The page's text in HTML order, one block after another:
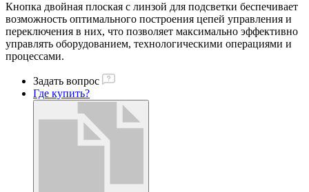
Кнопка двойная плоская с линзой для подсветки беспечивает
возможность оптимального построения цепей управления и
переключения в них, что позволяет максимально эффективно
управлять оборудованием, технологическими операциями и
процессами.
Задать вопрос
Где купить?